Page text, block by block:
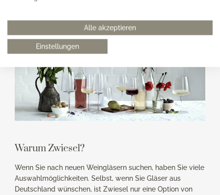
Alle akzeptieren
Einstellungen
Warum Zwiesel?
Wenn Sie nach neuen Weingläsern suchen, haben Sie viele
Auswahlmöglichkeiten. Selbst, wenn Sie Gläser aus
Deutschland wünschen, ist Zwiesel nur eine Option von